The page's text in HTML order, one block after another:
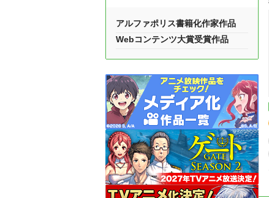
アルファポリス書籍化作家作品
Webコンテンツ大賞受賞作品